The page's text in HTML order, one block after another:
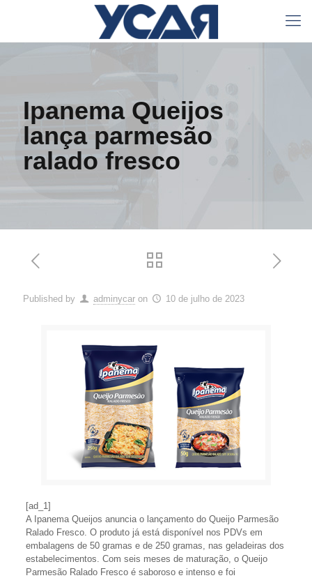
Ipanema Queijos
lança parmesão
ralado fresco
Published by adminycar on 10 de julho de 2023
[ad_1]
A Ipanema Queijos anuncia o lançamento do Queijo Parmesão
Ralado Fresco. O produto já está disponível nos PDVs em
embalagens de 50 gramas e de 250 gramas, nas geladeiras dos
estabelecimentos. Com seis meses de maturação, o Queijo
Parmesão Ralado Fresco é saboroso e intenso e foi